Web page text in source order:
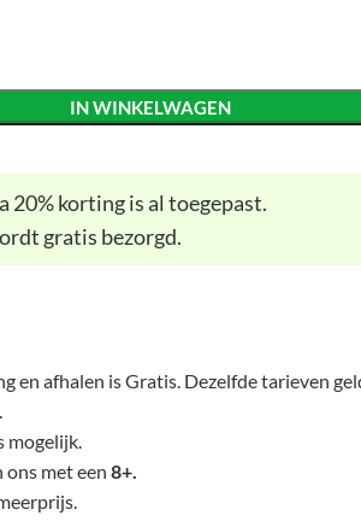
IN WINKELWAGEN
20% korting is al toegepast.
gratis bezorgd.
en afhalen is Gratis. Dezelfde tarieven
mogelijk.
met een 8+.